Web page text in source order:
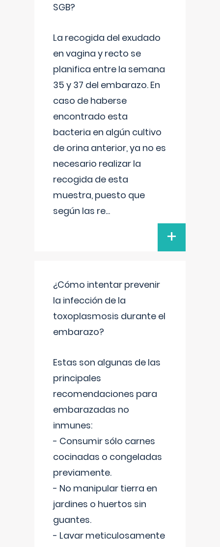
SGB?
La recogida del exudado
en vagina y recto se
planifica entre la semana
35 y 37 del embarazo. En
caso de haberse
encontrado esta
bacteria en algún cultivo
de orina anterior, ya no es
necesario realizar la
recogida de esta
muestra, puesto que
según las re...
+
¿Cómo intentar prevenir
la infección de la
toxoplasmosis durante el
embarazo?
Estas son algunas de las
principales
recomendaciones para
embarazadas no
inmunes:
- Consumir sólo carnes
cocinadas o congeladas
previamente.
- No manipular tierra en
jardines o huertos sin
guantes.
- Lavar meticulosamente